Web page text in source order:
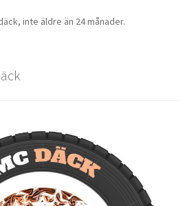
inte äldre än 24 månader.